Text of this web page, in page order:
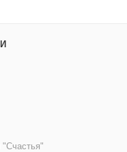
"Счастья"